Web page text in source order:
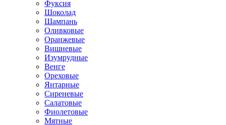
Фуксия
Шоколад
Шампань
Оливковые
Оранжевые
Вишневые
Изумрудные
Венге
Ореховые
Янтарные
Сиреневые
Салатовые
Фиолетовые
Мятные